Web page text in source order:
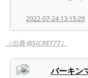
2022-07-24 13:15:29
（出典 @SICRET77）
バーキン